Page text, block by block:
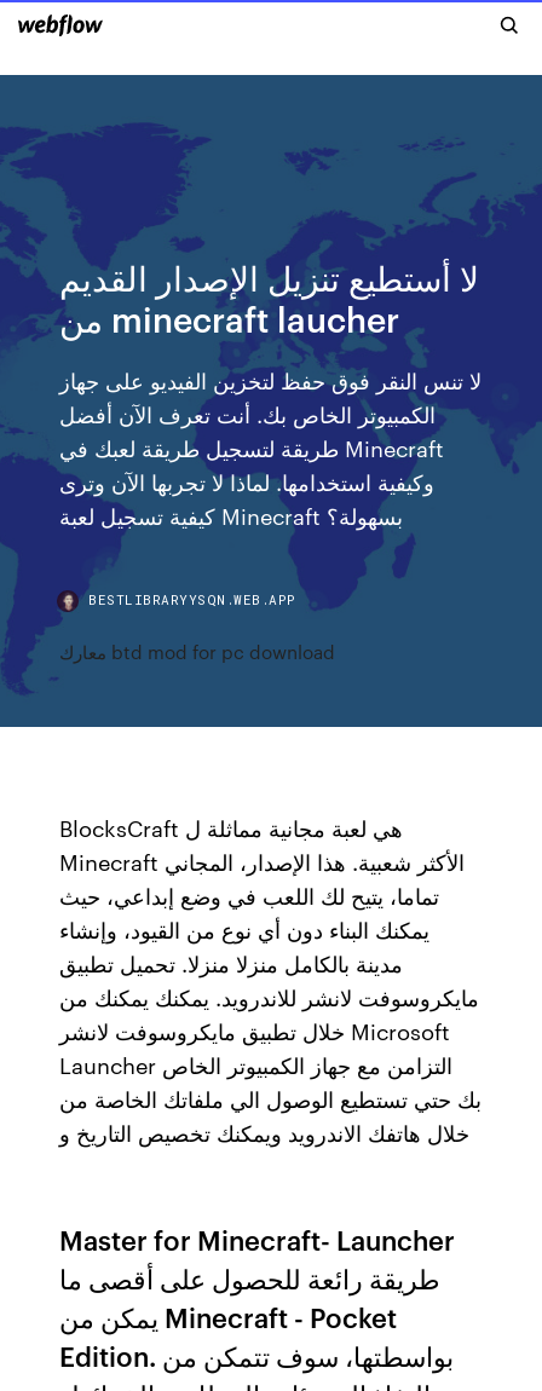
لا أستطيع تنزيل الإصدار القديم
من minecraft laucher
لا تنس النقر فوق حفظ لتخزين الفيديو على جهاز
الكمبيوتر الخاص بك. أنت تعرف الآن أفضل
طريقة لتسجيل طريقة لعبك في Minecraft
وكيفية استخدامها. لماذا لا تجربها الآن وترى
كيفية تسجيل لعبة Minecraft بسهولة؟
BESTLIBRARYYSQN.WEB.APP
معارك btd mod for pc download
BlocksCraft هي لعبة مجانية مماثلة ل
Minecraft الأكثر شعبية. هذا الإصدار، المجاني
تماما، يتيح لك اللعب في وضع إبداعي، حيث
يمكنك البناء دون أي نوع من القيود، وإنشاء
مدينة بالكامل منزلا منزلا. تحميل تطبيق
مايكروسوفت لانشر للاندرويد. يمكنك يمكنك من
خلال تطبيق مايكروسوفت لانشر Microsoft
Launcher التزامن مع جهاز الكمبيوتر الخاص
بك حتي تستطيع الوصول الي ملفاتك الخاصة من
خلال هاتفك الاندرويد ويمكنك تخصيص التاريخ و
Master for Minecraft- Launcher
طريقة رائعة للحصول على أقصى ما
يمكن من Minecraft - Pocket
Edition. بواسطتها، سوف تتمكن من